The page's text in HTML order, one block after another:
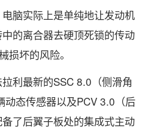
脑实际上是单纯地让发动机
的离合器去硬顶死锁的传动
损坏的风险。
利最新的SSC 8.0（侧滑角
动态传感器以及PCV 3.0（后
了后翼子板处的集成式主动